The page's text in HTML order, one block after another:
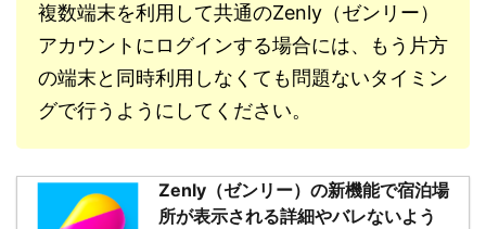
複数端末を利用して共通のZenly（ゼンリー）
アカウントにログインする場合には、もう片方
の端末と同時利用しなくても問題ないタイミン
グで行うようにしてください。
Zenly（ゼンリー）の新機能で宿泊場
所が表示される詳細やバレないよう